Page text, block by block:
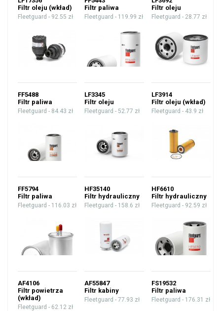
Filtr oleju (wkład)
Fleetguard - 92.55 zł
Filtr paliwa
Fleetguard - 119.99 zł
Filtr oleju
Fleetguard - 28.77 zł
FF5488
Filtr paliwa
Fleetguard - 84.43 zł
LF3345
Filtr oleju
Fleetguard - 52.77 zł
LF3914
Filtr oleju (wkład)
Fleetguard - 43.9 zł
FF5794
Filtr paliwa
Fleetguard - 116.03 zł
HF35140
Filtr hydrauliczny
Fleetguard - 158.6 zł
HF6610
Filtr hydrauliczny
Fleetguard - 92.59 zł
AF4106
Filtr powietrza
(wkład)
Fleetguard - 62.12 zł
AF55847
Filtr kabiny
Fleetguard -77.93 zł
FS19532
Filtr paliwa
Fleetguard - 176.31 zł